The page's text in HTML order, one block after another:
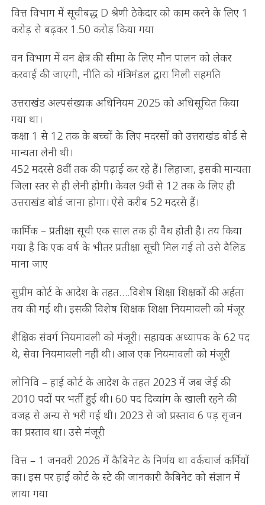
वित्त विभाग में सूचीबद्ध D श्रेणी ठेकेदार को काम करने के लिए 1
करोड़ से बढ़कर 1.50 करोड़ किया गया
वन विभाग में वन क्षेत्र की सीमा के लिए मौन पालन को लेकर
करवाई की जाएगी, नीति को मंत्रिमंडल द्वारा मिली सहमति
उत्तराखंड अल्पसंख्यक अधिनियम 2025 को अधिसूचित किया
गया था।
कक्षा 1 से 12 तक के बच्चों के लिए मदरसों को उत्तराखंड बोर्ड से
मान्यता लेनी थी।
452 मदरसे 8वीं तक की पढ़ाई कर रहे हैं। लिहाजा, इसकी मान्यता
जिला स्तर से ही लेनी होगी। केवल 9वीं से 12 तक के लिए ही
उत्तराखंड बोर्ड जाना होगा। ऐसे करीब 52 मदरसे हैं।
कार्मिक – प्रतीक्षा सूची एक साल तक ही वैध होती है। तय किया
गया है कि एक वर्ष के भीतर प्रतीक्षा सूची मिल गई तो उसे वैलिड
माना जाए
सुप्रीम कोर्ट के आदेश के तहत….विशेष शिक्षा शिक्षकों की अर्हता
तय की गई थी। इसकी विशेष शिक्षक शिक्षा नियमावली को मंजूर
शैक्षिक संवर्ग नियमावली को मंजूरी। सहायक अध्यापक के 62 पद
थे, सेवा नियमावली नहीं थी। आज एक नियमावली को मंजूरी
लोनिवि – हाई कोर्ट के आदेश के तहत 2023 में जब जेई की
2010 पदों पर भर्ती हुई थी। 60 पद दिव्यांग के खाली रहने की
वजह से अन्य से भरी गई थी। 2023 से जो प्रस्ताव 6 पड़ सृजन
का प्रस्ताव था। उसे मंजूरी
वित्त – 1 जनवरी 2026 में कैबिनेट के निर्णय था वर्कचार्ज कर्मियों
का। इस पर हाई कोर्ट के स्टे की जानकारी कैबिनेट को संज्ञान में
लाया गया